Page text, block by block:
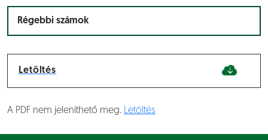
Régebbi számok
Letöltés
A PDF nem jeleníthető meg. Letöltés